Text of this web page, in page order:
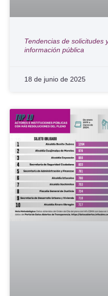
Tendencias de solicitudes
información pública
18 de junio de 2025